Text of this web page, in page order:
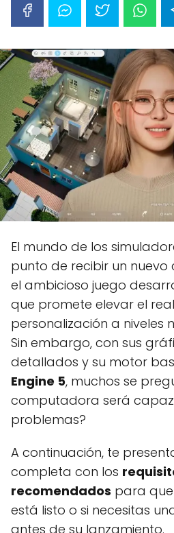
El mundo de los
punto de recibir un nuevo
el ambicioso juego
que promete elevar el
personalización a niveles
Sin embargo, con sus
detallados y su motor
Engine 5, muchos se
computadora será
problemas?
A continuación, te
completa con los
recomendados para
está listo o si necesitas
antes de su lanzamiento.